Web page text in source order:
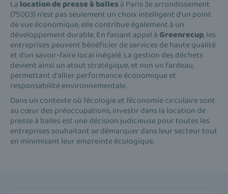
La location de presse à balles à Paris 3e arrondissement
(75003) n'est pas seulement un choix intelligent d'un point
de vue économique, elle contribue également à un
développement durable. En faisant appel àGreenrecup, les
entreprises peuvent bénéficier de services de haute qualité
et d'un savoir-faire local inégalé. La gestion des déchets
devient ainsi un atout stratégique, et non un fardeau,
permettant d'allier performance économique et
responsabilité environnementale.
Dans un contexte où l’écologie et l’économie circulaire sont
au cœur des préoccupations, investir dans la location de
presse à balles est une décision judicieuse pour toutes les
entreprises souhaitant se démarquer dans leur secteur tout
en minimisant leur empreinte écologique.